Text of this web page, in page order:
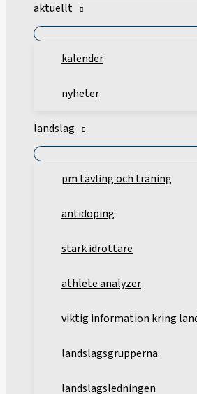
aktuellt
kalender
nyheter
landslag
pm tävling och träning
antidoping
stark idrottare
athlete analyzer
viktig information kring
landslagsgrupperna
landslagsledningen